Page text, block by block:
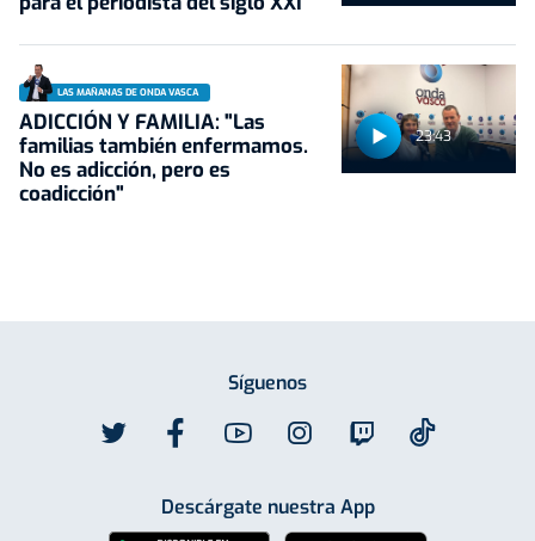
23:43
LAS MAÑANAS DE ONDA VASCA
ADICCIÓN Y FAMILIA: "Las
familias también enfermamos.
No es adicción, pero es
coadicción"
Síguenos
Descárgate nuestra App